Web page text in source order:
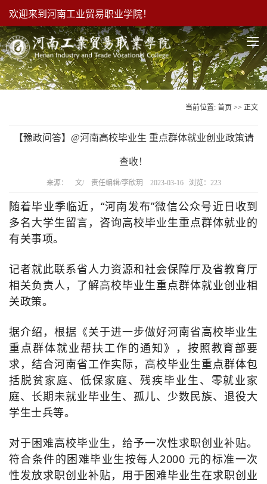
欢迎来到河南工业贸易职业学院！
当前位置: 首页 >> 正文
【豫政问答】@河南高校毕业生 重点群体就业创业政策请
查收！
来源： 文/ 责任编辑/李欣玥 2023-03-16 浏览： 223
随着毕业季临近，“河南发布”微信公众号近日收到
多名大学生留言，咨询高校毕业生重点群体就业的
有关事项。
记者就此联系省人力资源和社会保障厅及省教育厅
相关负责人，了解高校毕业生重点群体就业创业相
关政策。
据介绍，根据《关于进一步做好河南省高校毕业生
重点群体就业帮扶工作的通知》，按照教育部要
求，结合河南省工作实际，高校毕业生重点群体包
括脱贫家庭、低保家庭、残疾毕业生、零就业家
庭、长期未就业毕业生、孤儿、少数民族、退役大
学生士兵等。
对于困难高校毕业生，给予一次性求职创业补贴。
符合条件的困难毕业生按每人2000 元的标准一次
性发放求职创业补贴，用于困难毕业生在求职创业